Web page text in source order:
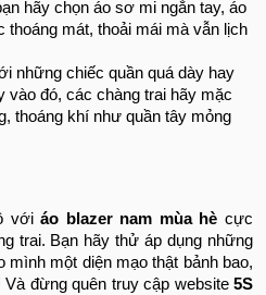
hãy chọn áo sơ mi ngắn tay, áo
thoáng mát, thoải mái mà vẫn lịch
những chiếc quần quá dày hay
vào đó, các chàng trai hãy mặc
thoáng khí như quần tây mỏng
vớiáo blazer nam mùa hè cực
trai. Bạn hãy thử áp dụng những
một diện mạo thật bảnh bao,
đừng quên truy cập website 5S